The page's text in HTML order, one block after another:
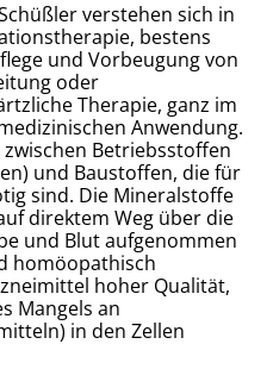
verstehen sich in
bestens
und Vorbeugung von
oder
Therapie, ganz im
Anwendung.
Betriebsstoffen
und Baustoffen, die für
sind. Die Mineralstoffe
direktem Weg über die
und Blut aufgenommen
homöopathisch
hoher Qualität,
Mangels an
in den Zellen